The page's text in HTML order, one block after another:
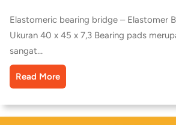
Elastomeric bearing bridge – Elastomer
Ukuran 40 x 45 x 7,3 Bearing pads
sangat…
Read More